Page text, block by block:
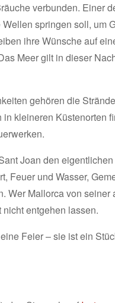
verbunden. Einer
springen soll, um
ihre Wünsche auf
Meer gilt in dieser
gehören die
kleineren Küstenorten
Joan den
Feuer und Wasser,
Wer Mallorca von
entgehen lassen.
Feier – sie ist ein